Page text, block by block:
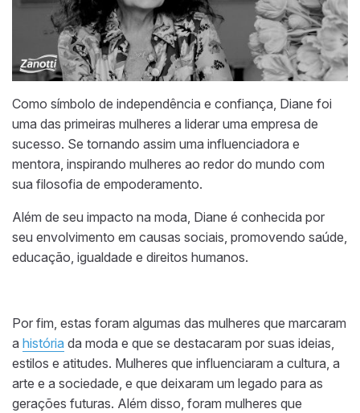
Como símbolo de independência e confiança, Diane foi
uma das primeiras mulheres a liderar uma empresa de
sucesso. Se tornando assim uma influenciadora e
mentora, inspirando mulheres ao redor do mundo com
sua filosofia de empoderamento.
Além de seu impacto na moda, Diane é conhecida por
seu envolvimento em causas sociais, promovendo saúde,
educação, igualdade e direitos humanos.
Por fim, estas foram algumas das mulheres que marcaram
a história da moda e que se destacaram por suas ideias,
estilos e atitudes. Mulheres que influenciaram a cultura, a
arte e a sociedade, e que deixaram um legado para as
gerações futuras. Além disso, foram mulheres que